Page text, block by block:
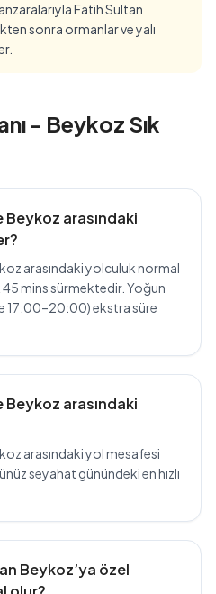
Fatih Sultan
sonra ormanlar ve yalı
- Beykoz Sık
Beykoz arasındaki
arasındaki yolculuk normal
45 mins sürmektedir. Yoğun
17:00–20:00) ekstra süre
Beykoz arasındaki
arasındaki yol mesafesi
seyahat günündeki en hızlı
Beykoz’ya özel